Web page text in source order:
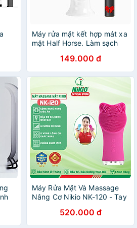
Máy rửa mặt kết hợp mát xa
mặt Half Horse. Làm sạch
hoàn máu giúp da sáng đẹp
tự nhiên. Hàng chính hãng
149.000 đ
Máy Rửa Mặt Và Massage
Nâng Cơ Nikio NK-120 - Tay
Bẩn Hơn - Sóng Siêu Âm
Giúp Làm Sạch Sâu Da, Mát
520.000 đ